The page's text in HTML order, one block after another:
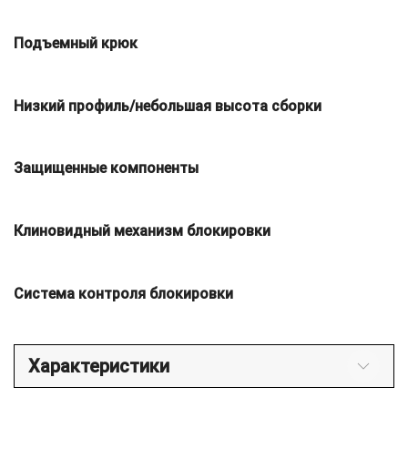
Подъемный крюк
Низкий профиль/небольшая высота сборки
Защищенные компоненты
Клиновидный механизм блокировки
Система контроля блокировки
Характеристики